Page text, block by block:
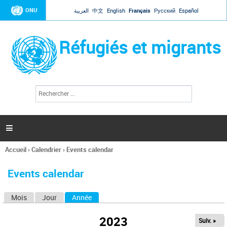
Jump to navigation
ONU العربية 中文 English Français Русский Español
Réfugiés et migrants
l
c
h
e

Vous
ici
Accueil›Calendrier› Events calendar
Events calendar
Mois Jour Année
2023 Suiv. »